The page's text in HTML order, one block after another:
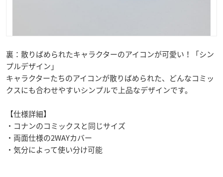
裏：散りばめられたキャラクターのアイコンが可愛い！「シン
プルデザイン」
キャラクターたちのアイコンが散りばめられた、どんなコミッ
クスにも合わせやすいシンプルで上品なデザインです。
【仕様詳細】
・コナンのコミックスと同じサイズ
・両面仕様の2WAYカバー
・気分によって使い分け可能